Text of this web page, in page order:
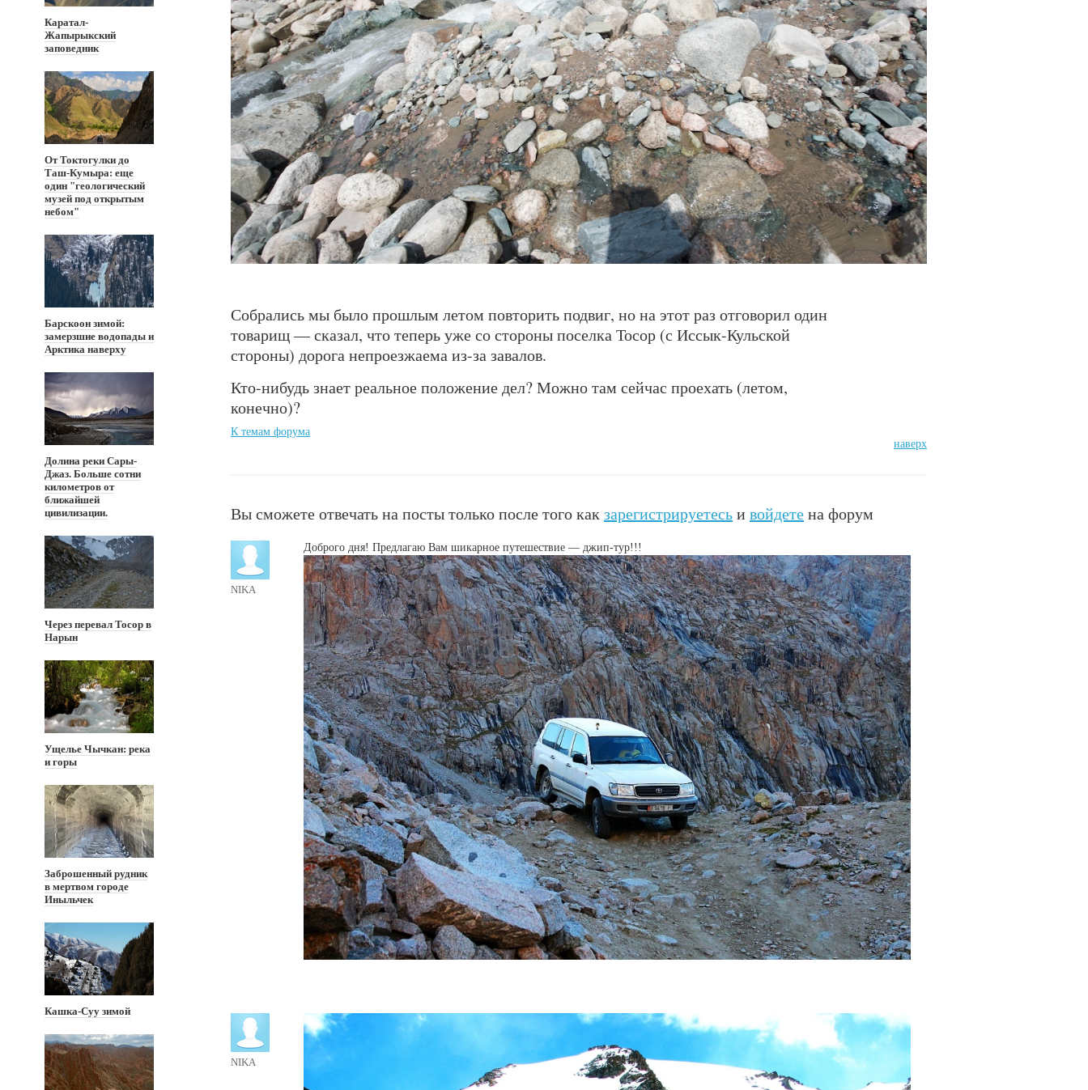
Каратал-
Жапырыкский
заповедник
От Токтогулки до
Таш-Кумыра: еще
один "геологический
музей под открытым
небом"
Барскоон зимой:
замерзшие водопады и
Арктика наверху
Долина реки Сары-
Джаз. Больше сотни
километров от
ближайшей
цивилизации.
Через перевал Тосор в
Нарын
Ущелье Чычкан: река
и горы
Заброшенный рудник
в мертвом городе
Иныльчек
Кашка-Суу зимой
Собрались мы было прошлым летом повторить подвиг, но на этот раз отговорил один
товарищ — сказал, что теперь уже со стороны поселка Тосор (с Иссык-Кульской
стороны) дорога непроезжаема из-за завалов.
Кто-нибудь знает реальное положение дел? Можно там сейчас проехать (летом,
конечно)?
наверх
К темам форума
Вы сможете отвечать на посты только после того как зарегистрируетесь и войдете на форум
NIKA
Доброго дня! Предлагаю Вам шикарное путешествие — джип-тур!!!
NIKA